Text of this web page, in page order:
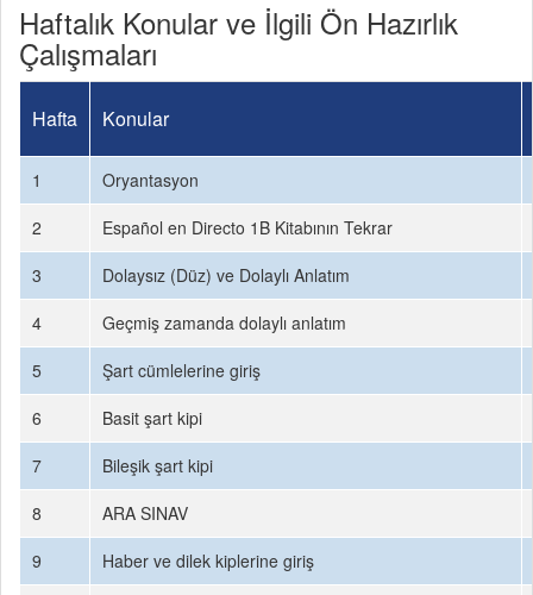
Haftalık Konular ve İlgili Ön Hazırlık
Çalışmaları
Hafta Konular
1
Oryantasyon
2
Español en Directo 1B Kitabının Tekrar
3
Dolaysız (Düz) ve Dolaylı Anlatım
4
Geçmiş zamanda dolaylı anlatım
5
Şart cümlelerine giriş
6
Basit şart kipi
7
Bileşik şart kipi
8
ARA SINAV
9
Haber ve dilek kiplerine giriş